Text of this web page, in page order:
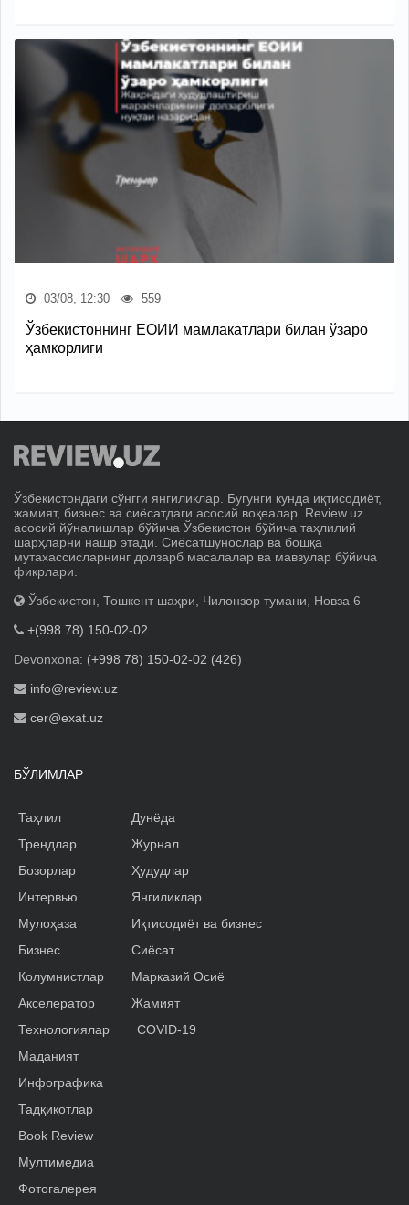
03/08, 12:30 559
Ўзбекистоннинг ЕОИИ мамлакатлари билан ўзаро
ҳамкорлиги
Ўзбекистондаги сўнгги янгиликлар. Бугунги кунда иқтисодиёт,
жамият, бизнес ва сиёсатдаги асосий воқеалар. Review.uz
асосий йўналишлар бўйича Ўзбекистон бўйича таҳлилий
шарҳларни нашр этади. Сиёсатшунослар ва бошқа
мутахассисларнинг долзарб масалалар ва мавзулар бўйича
фикрлари.
Ўзбекистон, Тошкент шаҳри, Чилонзор тумани, Новза 6
+(998 78) 150-02-02
Devonxona: (+998 78) 150-02-02 (426)
info@review.uz
cer@exat.uz
БЎЛИМЛАР
Таҳлил
Трендлар
Бозорлар
Интервью
Мулоҳаза
Бизнес
Колумнистлар
Акселератор
Дунёда
Журнал
Ҳудудлар
Янгиликлар
Иқтисодиёт ва бизнес
Сиёсат
Марказий Осиё
Жамият
Технологиялар
Маданият
Инфографика
Тадқиқотлар
Book Review
Мултимедиа
Фотогалерея
COVID-19